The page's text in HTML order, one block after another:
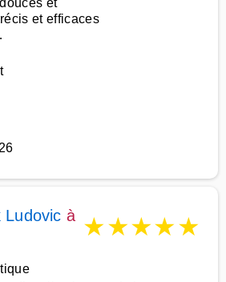
et
et efficaces
Ludovic à ★★★★★